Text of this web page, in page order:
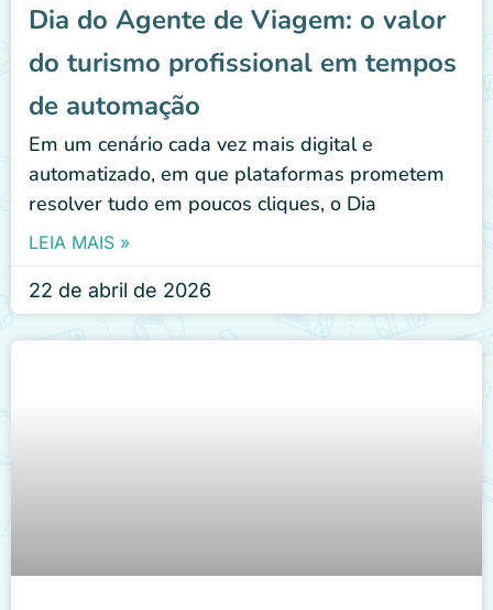
Dia do Agente de Viagem: o valor
do turismo profissional em tempos
de automação
Em um cenário cada vez mais digital e
automatizado, em que plataformas prometem
resolver tudo em poucos cliques, o Dia
LEIA MAIS »
22 de abril de 2026